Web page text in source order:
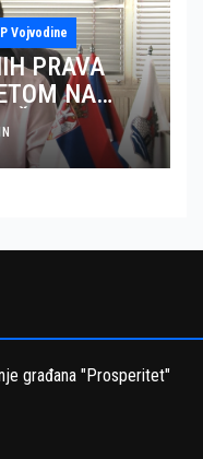
Vojvodine
PRAVA
NA
BANAT
građana "Prosperitet"